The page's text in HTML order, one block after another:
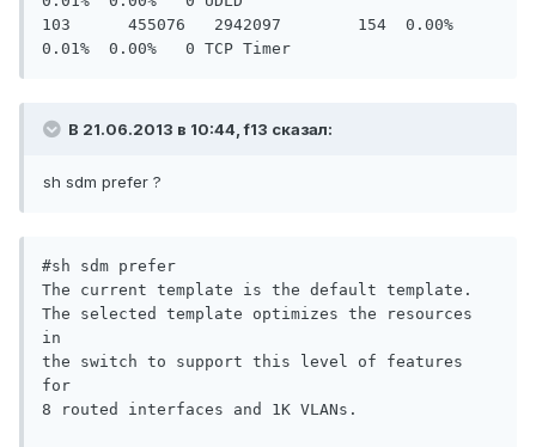
103      455076   2942097        154  0.00%
В 21.06.2013 в 10:44, f13 сказал:
sh sdm prefer ?
#sh sdm prefer
The current template is the default template.
The selected template optimizes the resources
in
the switch to support this level of features
for
8 routed interfaces and 1K VLANs.